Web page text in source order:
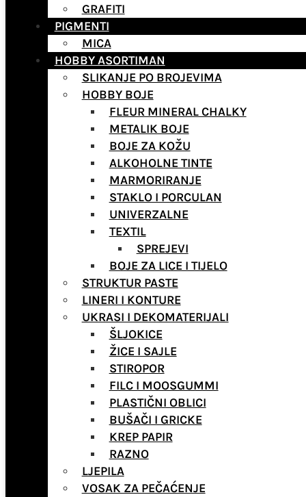
GRAFITI
PIGMENTI
MICA
HOBBY ASORTIMAN
SLIKANJE PO BROJEVIMA
HOBBY BOJE
FLEUR MINERAL CHALKY
METALIK BOJE
BOJE ZA KOŽU
ALKOHOLNE TINTE
MARMORIRANJE
STAKLO I PORCULAN
UNIVERZALNE
TEXTIL
SPREJEVI
BOJE ZA LICE I TIJELO
STRUKTUR PASTE
LINERI I KONTURE
UKRASI I DEKOMATERIJALI
ŠLJOKICE
ŽICE I SAJLE
STIROPOR
FILC I MOOSGUMMI
PLASTIČNI OBLICI
BUŠAČI I GRICKE
KREP PAPIR
RAZNO
LJEPILA
VOSAK ZA PEČAĆENJE